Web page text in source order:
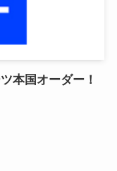
本国オーダー！